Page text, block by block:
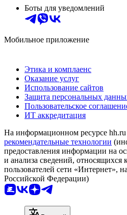
Боты для уведомлений
Мобильное приложение
Этика и комплаенс
Оказание услуг
Использование сайтов
Защита персональных
Пользовательское
ИТ аккредитация
На информационном ресурсе hh.ru
рекомендательные технологии
предоставления информации на
и анализа сведений, относящихся
пользователей сети «Интернет»,
Российской Федерации)